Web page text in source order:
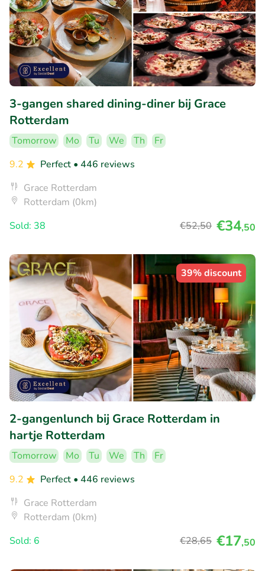
3-gangen shared dining-diner bij Grace
Rotterdam
Tomorrow Mo Tu We Th
Fr
9.2
Perfect • 446 reviews
Grace Rotterdam
Rotterdam (0km)
Sold: 38
€52,50 €34,50
39% discount
2-gangenlunch bij Grace Rotterdam in
hartje Rotterdam
Tomorrow Mo Tu We Th
Fr
9.2
Perfect • 446 reviews
Grace Rotterdam
Rotterdam (0km)
Sold: 6
€28,65 €17,50